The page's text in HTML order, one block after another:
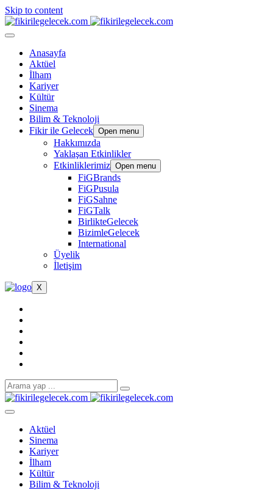
Skip to content
Anasayfa
Aktüel
İlham
Kariyer
Kültür
Sinema
Bilim & Teknoloji
Fikir ile Gelecek Open menu
Hakkımızda
Yaklaşan Etkinlikler
Etkinliklerimiz Open menu
FiGBrands
FiGPusula
FiGSahne
FiGTalk
BirlikteGelecek
BizimleGelecek
International
Üyelik
İletişim
X
Aktüel
Sinema
Kariyer
İlham
Kültür
Bilim & Teknoloji